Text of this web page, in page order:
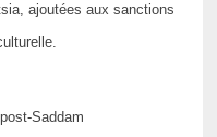
ajoutées aux sanctions
Saddam